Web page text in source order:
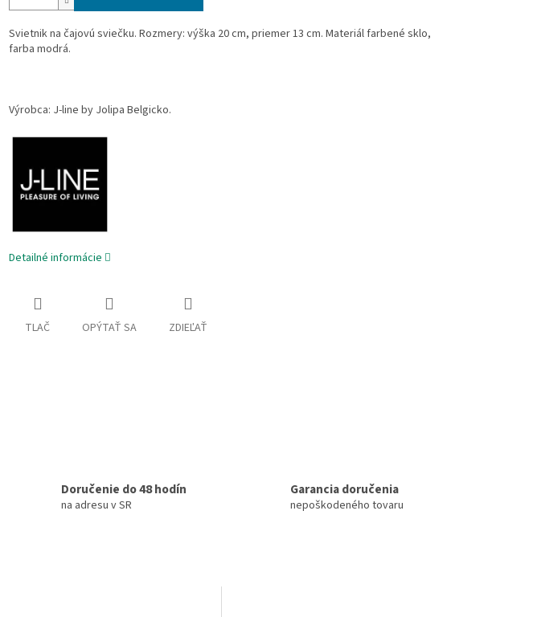
Svietnik na čajovú sviečku. Rozmery: výška 20 cm, priemer 13 cm. Materiál farbené sklo,
farba modrá.
Výrobca: J-line by Jolipa Belgicko.
Detailné informácie
TLAČ OPÝTAŤ SA ZDIEĽAŤ
Doručenie do 48 hodín
na adresu v SR
Garancia doručenia
nepoškodeného tovaru